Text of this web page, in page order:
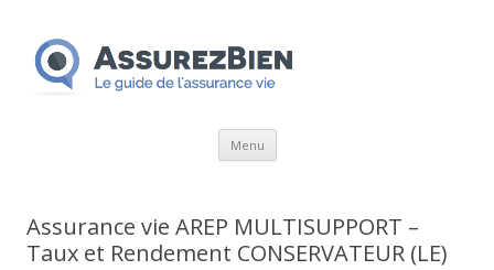
Menu Aller
Assurance vie AREP MULTISUPPORT –
Taux et Rendement CONSERVATEUR (LE)